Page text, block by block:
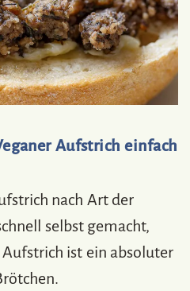
Aufstrich einfach
nach Art der
selbst gemacht,
ist ein absoluter